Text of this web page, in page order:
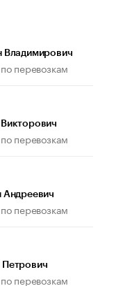
Владимирович
перевозкам
перевозкам
Андреевич
перевозкам
перевозкам